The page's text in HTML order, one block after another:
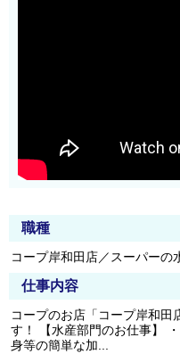
職種
コープ岸和田店／スーパーの
仕事内容
コープのお店「コープ岸和田
す！ 【水産部門のお仕事】
身等の簡単な加...